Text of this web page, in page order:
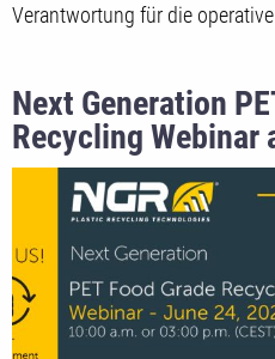
Verantwortung für die
Next Generation
Recycling Webinar